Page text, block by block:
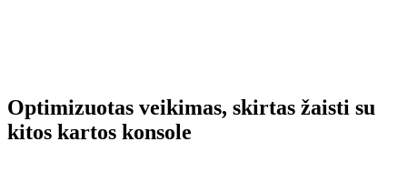
Optimizuotas veikimas, skirtas žaisti su
kitos kartos konsole